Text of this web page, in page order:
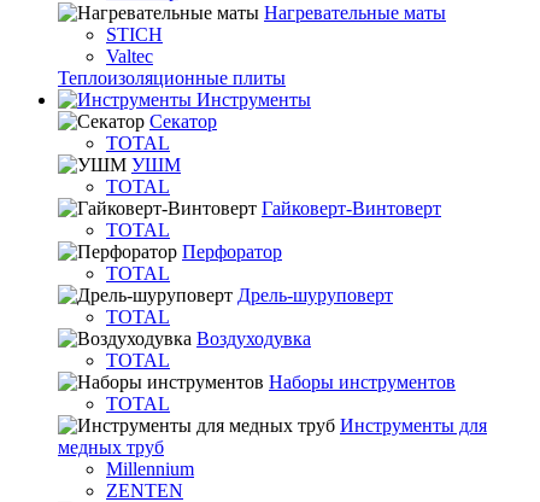
Нагревательные маты
STICH
Valtec
Теплоизоляционные плиты
Инструменты
Секатор
TOTAL
УШМ
TOTAL
Гайковерт-Винтоверт
TOTAL
Перфоратор
TOTAL
Дрель-шуруповерт
TOTAL
Воздуходувка
TOTAL
Наборы инструментов
TOTAL
Инструменты для
медных труб
Millennium
ZENTEN